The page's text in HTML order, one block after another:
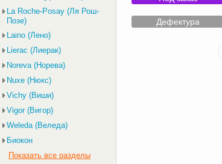
Дефектура
La Roche-Posay (Ля Рош-
Позе)
Laino (Лено)
Lierac (Лиерак)
Noreva (Норева)
Nuxe (Нюкс)
Vichy (Виши)
Vigor (Вигор)
Weleda (Веледа)
Биокон
Показать все разделы